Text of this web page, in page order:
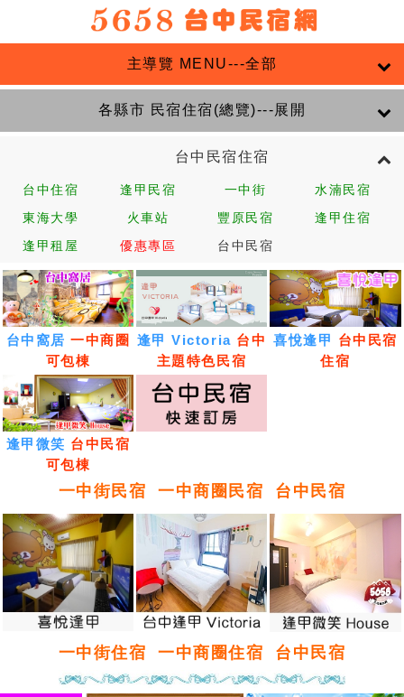
主導覽 MENU---全部
各縣市 民宿住宿(總覽)---展開
台中民宿住宿
台中住宿 逢甲民宿 一中街 水湳民宿
東海大學 火車站 豐原民宿 逢甲住宿
逢甲租屋 優惠專區 台中民宿
台中窩居 一中商圈
可包棟
逢甲 Victoria 台中
主題特色民宿
喜悅逢甲
台中民宿
住宿
逢甲微笑 台中民宿
可包棟
一中街民宿 一中商圈民宿 台中民宿
一中街住宿 一中商圈住宿 台中民宿